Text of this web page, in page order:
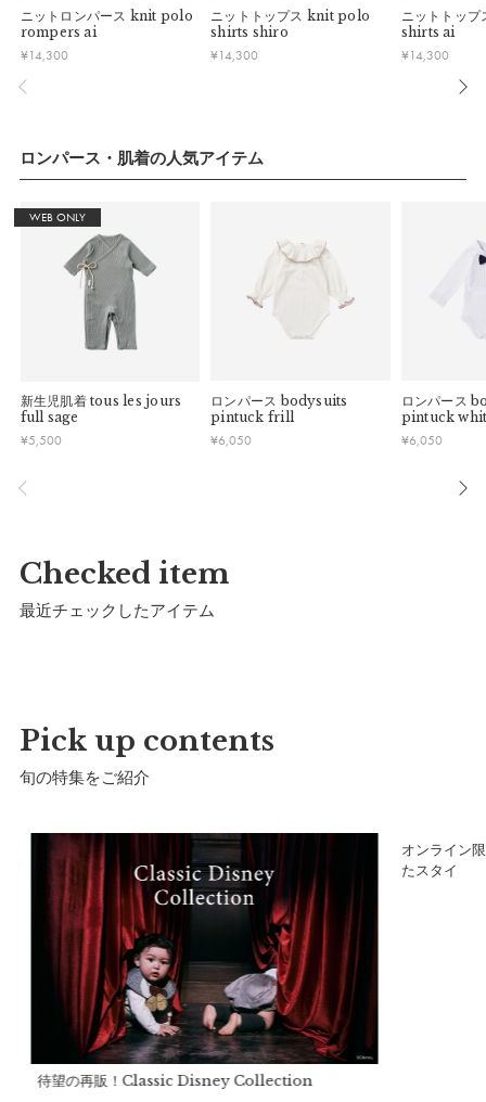
【色／柄】
2パターンの編み地で織りなす、さり気ないボーダー柄。上品
なグレーとライトブラウンを組み合わせ、大人顔負けのシック
肌あたりが良く、シルエットも編み地も美しいので、お家でリ
常のお出かけ、お食事会や旅行、帰省までシームレスに活躍す
る1着に。
【おすすめ】
同色のknit bonnetとコーディネートすれば、本物の妖精のよ
う。誰もがついつい笑顔になってしまうセットはギフトにもお
ペアルックを楽しんでも。
サイズ
a）総丈：
b）股下：5cm
c）身幅：29cm
d）裄丈：21.5cm
推奨年齢：0歳～2歳
※ニット製品により、サイズが異なる場合があります。
※推奨年齢は個人差がございますので、実寸を参考にしてくだ
さい。
■ ご注意
・土日祝日および当社長期休業日（年末年始・ゴールデンウィ
・ご注文内容に確認すべき内容がある場合については発送日が
遅れる可能性があるため、あらかじめご了承ください。
きかねますのでご了承お願いします。
・ご不明点などございましたらお気軽にお問い合わせくださ
ニットロンパース knit polo
rompers ai
¥14,300
ニットトップス knit polo
shirts shiro
¥14,300
ニットトップ
shirts ai
¥14,300
ロンパース・肌着の人気アイテム
WEB ONLY
新生児肌着 tous les jours
full sage
¥5,500
ロンパース bodysuits
pintuck frill
¥6,050
ロンパース
pintuck
¥6,050
Checked item
最近チェックしたアイテム
Pick up contents
旬の特集をご紹介
待望の再販！Classic Disney Collection
オンライン
たスタイ